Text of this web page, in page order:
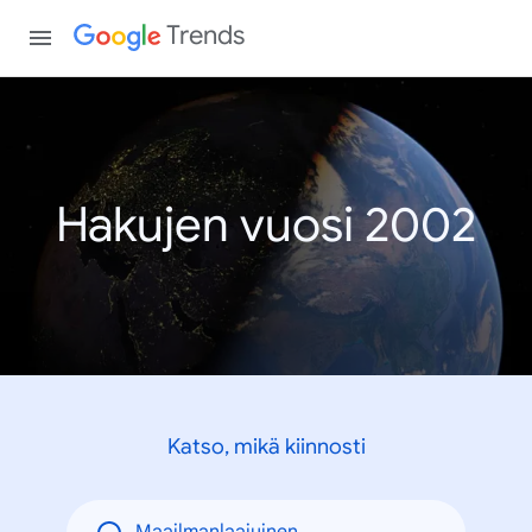
Trends
Hakujen vuosi 2002
Katso, mikä kiinnosti